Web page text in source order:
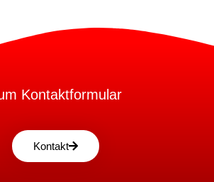
Kontaktformular
Kontakt